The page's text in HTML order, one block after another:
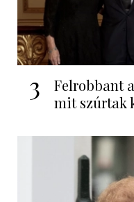
3
Felrobbant
mit szúrtak